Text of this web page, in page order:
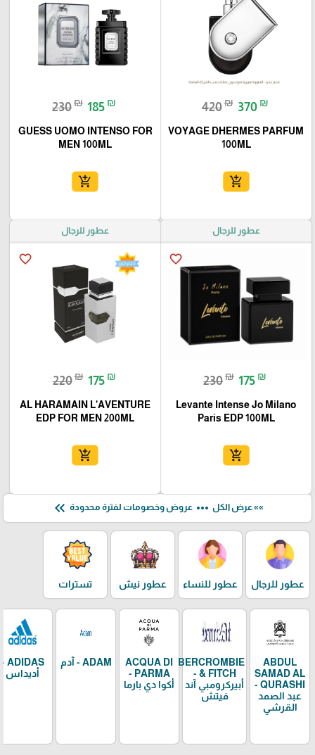
420₪ 370 ₪
VOYAGE DHERMES PARFUM
100ML
add_shopping_cart
230₪ 185 ₪
GUESS UOMO INTENSO FOR
MEN 100ML
add_shopping_cart
عطور للرجال
favorite_border
230₪ 175 ₪
Levante Intense Jo Milano
Paris EDP 100ML
add_shopping_cart
عطور للرجال
favorite_border
220₪ 175 ₪
AL HARAMAIN L’AVENTURE
EDP FOR MEN 200ML
add_shopping_cart
»» عرض الكل more_horiz عروض وخصومات لفترة محدودة keyboard_double_arrow_left
عطور للرجال عطور للنساء عطور نيش تسترات
ABDUL
SAMAD AL
QURASHI -
عبد الصمد
القرشي
ABERCROMBIE
& FITCH -
أبيركرومبي آند
فيتش
ACQUA DI
PARMA -
أكوا دي بارما
ADAM - آدم
ADIDAS -
أديداس